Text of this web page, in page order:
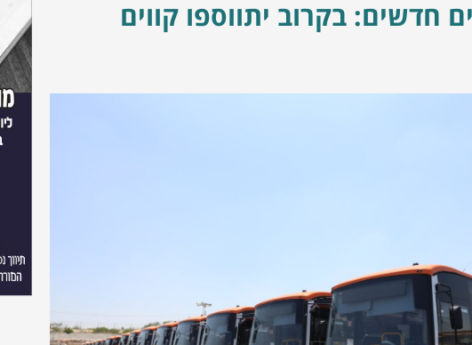
חדשים: בקרוב יתווספו קווים